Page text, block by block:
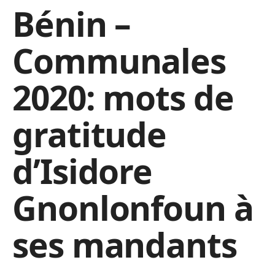
Bénin –
Communales
2020: mots de
gratitude
d’Isidore
Gnonlonfoun à
ses mandants